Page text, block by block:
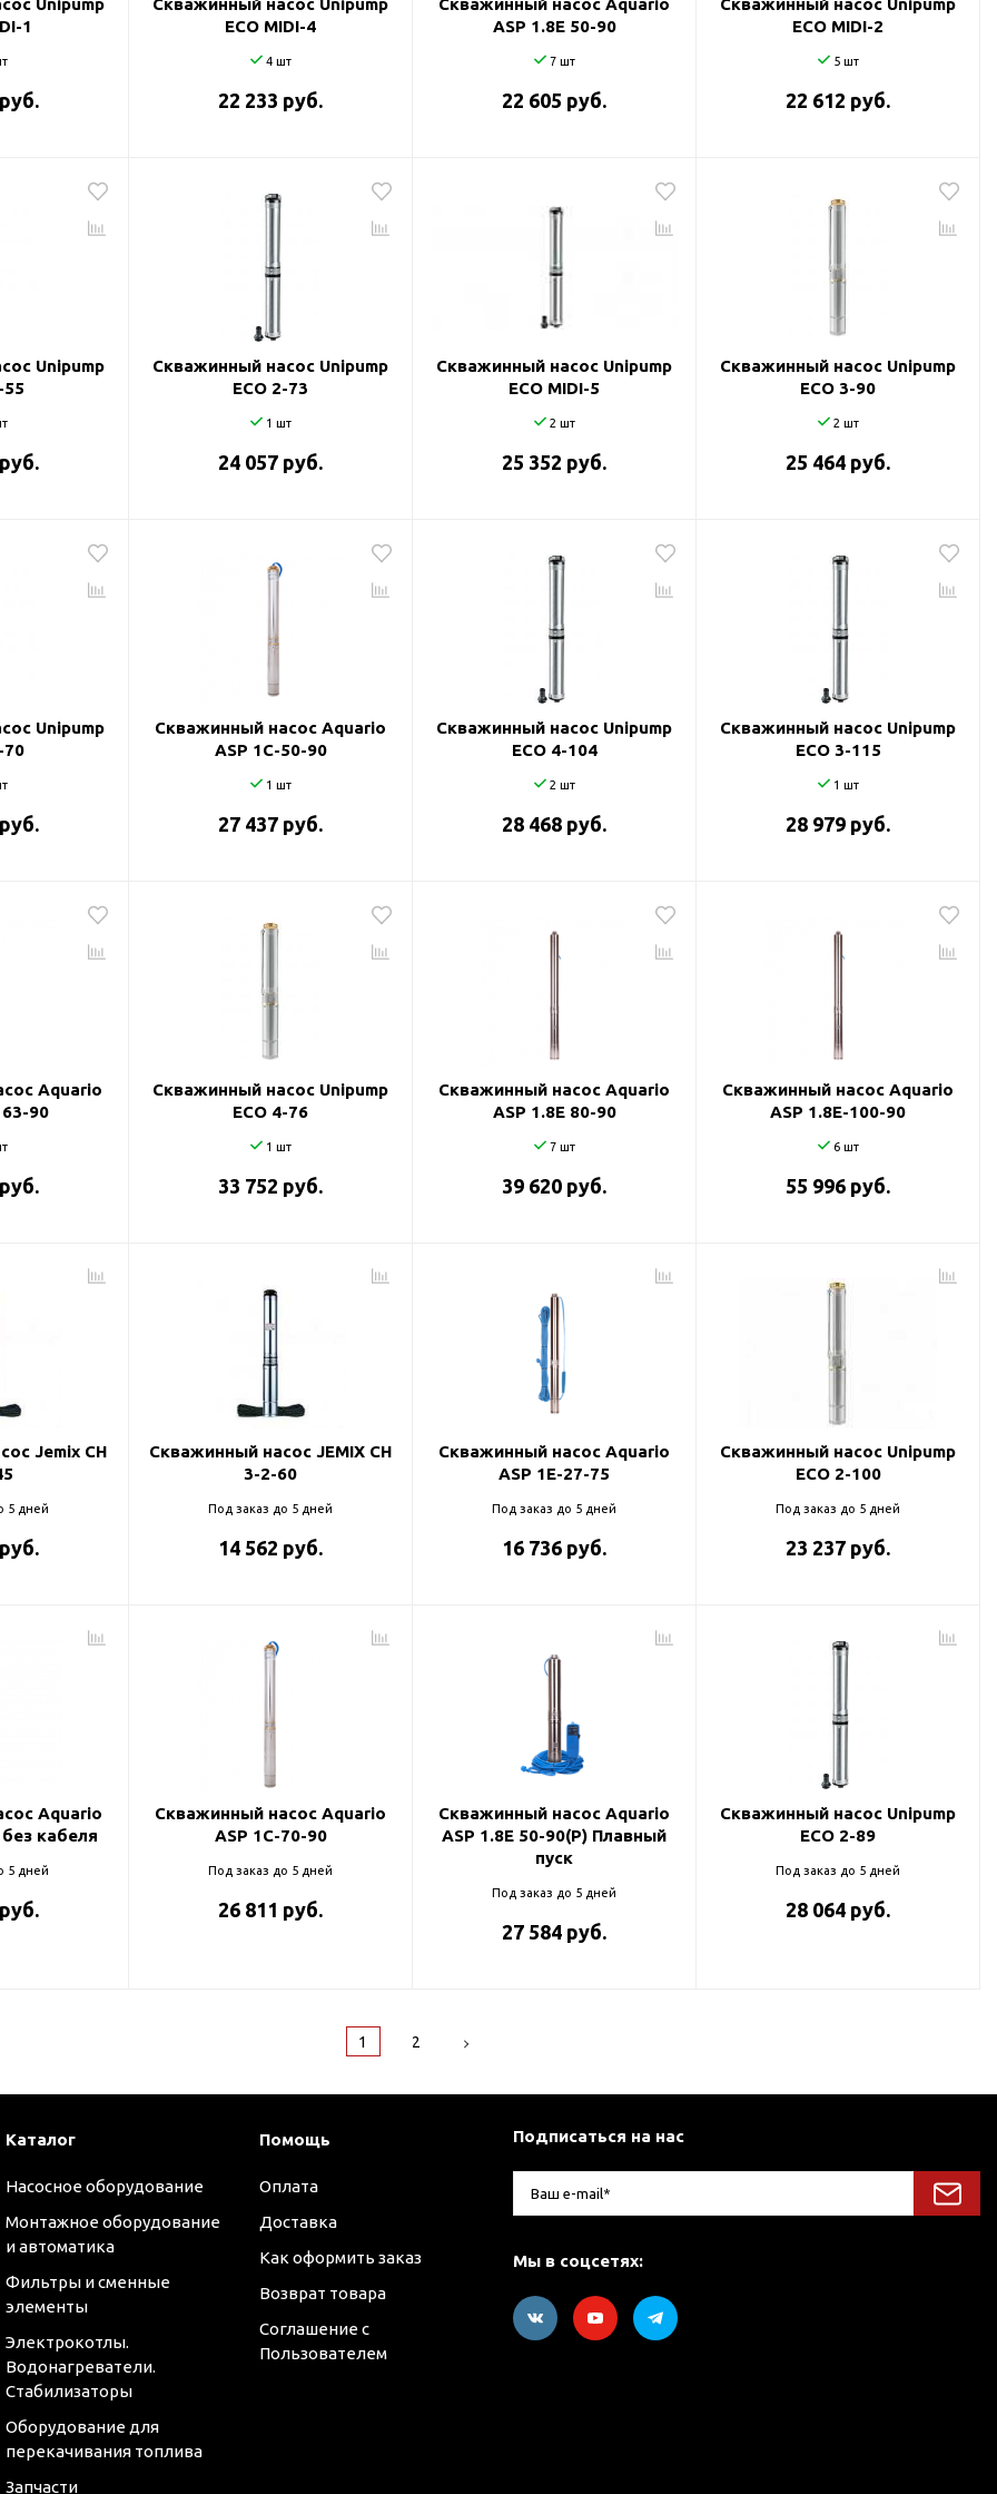
Unipump
1
Скважинный насос Unipump
ECO MIDI-4
4 шт
22 233 руб.
Скважинный насос Aquario
ASP 1.8Е 50-90
7 шт
22 605 руб.
Скважинный насос Unipump
ECO MIDI-2
5 шт
22 612 руб.
Unipump
55
Скважинный насос Unipump
ECO 2-73
1 шт
24 057 руб.
Скважинный насос Unipump
ECO MIDI-5
2 шт
25 352 руб.
Скважинный насос Unipump
ECO 3-90
2 шт
25 464 руб.
Unipump
70
Скважинный насос Aquario
ASP 1С-50-90
1 шт
27 437 руб.
Скважинный насос Unipump
ECO 4-104
2 шт
28 468 руб.
Скважинный насос Unipump
ECO 3-115
1 шт
28 979 руб.
Aquario
63-90
Скважинный насос Unipump
ECO 4-76
1 шт
33 752 руб.
Скважинный насос Aquario
ASP 1.8E 80-90
7 шт
39 620 руб.
Скважинный насос Aquario
ASP 1.8E-100-90
6 шт
55 996 руб.
Jemix CH
5 дней
Скважинный насос JEMIX CH
3-2-60
Под заказ до 5 дней
14 562 руб.
Скважинный насос Aquario
ASP 1E-27-75
Под заказ до 5 дней
16 736 руб.
Скважинный насос Unipump
ECO 2-100
Под заказ до 5 дней
23 237 руб.
Aquario
кабеля
5 дней
Скважинный насос Aquario
ASP 1С-70-90
Под заказ до 5 дней
26 811 руб.
Скважинный насос Aquario
ASP 1.8Е 50-90(P) Плавный
пуск
Под заказ до 5 дней
27 584 руб.
Скважинный насос Unipump
ECO 2-89
Под заказ до 5 дней
28 064 руб.
1 2
Каталог
Насосное оборудование
Монтажное оборудование
и автоматика
Фильтры и сменные
элементы
Электрокотлы.
Водонагреватели.
Стабилизаторы
Оборудование для
перекачивания топлива
Запчасти
Помощь
Оплата
Доставка
Как оформить заказ
Возврат товара
Соглашение с
Пользователем
Подписаться на нас
Мы в соцсетях: